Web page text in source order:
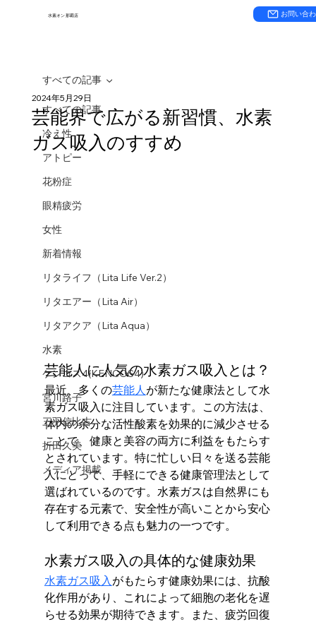
水素オン 那覇店 お問い合
すべての記事
冷え性
アトピー
花粉症
眼精疲労
女性
新着情報
リタライフ（Lita Life Ver.2）
リタエアー（Lita Air）
リタアクア（Lita Aqua）
水素
ケンコス4(KENCOS4)
宮川路子
三羽信比古
折田久美
メディア掲載
すべての記事
芸能界で広がる新習慣、水素
ガス吸入のすすめ
2024年5月29日
芸能人に人気の水素ガス吸入とは？
最近、多くの芸能人 が新たな健康法として水
素ガス吸入に注目しています。この方法は、
体内の余分な活性酸素を効果的に減少させる
ことで、健康と美容の両方に利益をもたらす
とされています。特に忙しい日々を送る芸能
人にとって、手軽にできる健康管理法として
選ばれているのです。水素ガスは自然界にも
存在する元素で、安全性が高いことから安心
して利用できる点も魅力の一つです。
水素ガス吸入の具体的な健康効果
水素ガス吸入 がもたらす健康効果には、抗酸
化作用があり、これによって細胞の老化を遅
らせる効果が期待できます。また、疲労回復